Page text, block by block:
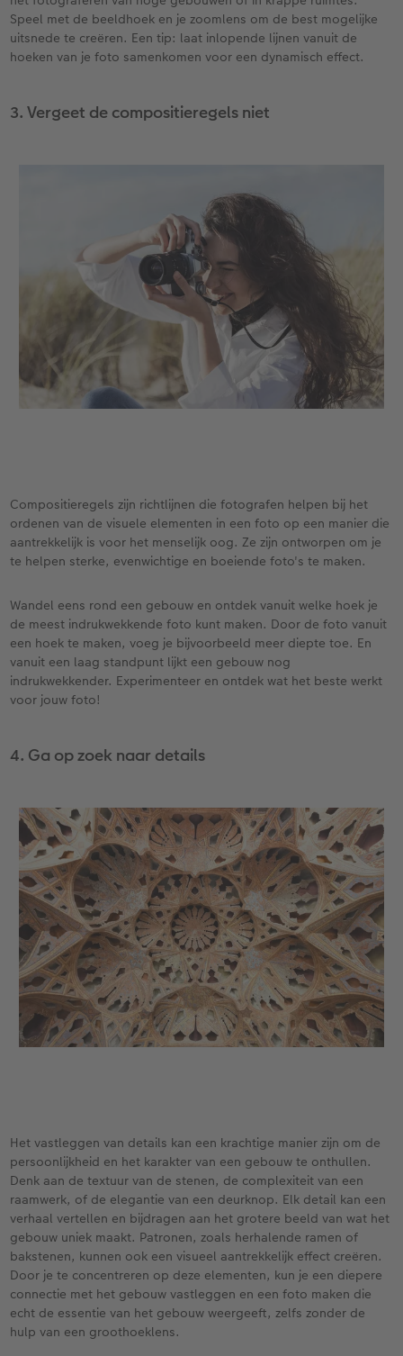
Speel met de beeldhoek en je zoomlens om de best mogelijke
uitsnede te creëren. Een tip: laat inlopende lijnen vanuit de
hoeken van je foto samenkomen voor een dynamisch effect.
3. Vergeet de compositieregels niet
Compositieregels zijn richtlijnen die fotografen helpen bij het
ordenen van de visuele elementen in een foto op een manier die
aantrekkelijk is voor het menselijk oog. Ze zijn ontworpen om je
te helpen sterke, evenwichtige en boeiende foto's te maken.
Wandel eens rond een gebouw en ontdek vanuit welke hoek je
de meest indrukwekkende foto kunt maken. Door de foto vanuit
een hoek te maken, voeg je bijvoorbeeld meer diepte toe. En
vanuit een laag standpunt lijkt een gebouw nog
indrukwekkender. Experimenteer en ontdek wat het beste werkt
voor jouw foto!
4. Ga op zoek naar details
Het vastleggen van details kan een krachtige manier zijn om de
persoonlijkheid en het karakter van een gebouw te onthullen.
Denk aan de textuur van de stenen, de complexiteit van een
raamwerk, of de elegantie van een deurknop. Elk detail kan een
verhaal vertellen en bijdragen aan het grotere beeld van wat het
gebouw uniek maakt. Patronen, zoals herhalende ramen of
bakstenen, kunnen ook een visueel aantrekkelijk effect creëren.
Door je te concentreren op deze elementen, kun je een diepere
connectie met het gebouw vastleggen en een foto maken die
echt de essentie van het gebouw weergeeft, zelfs zonder de
hulp van een groothoeklens.